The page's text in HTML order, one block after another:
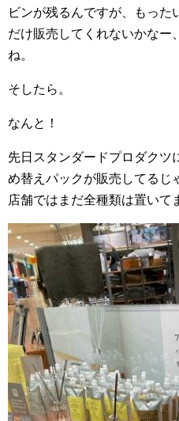
ビンが残るんですが、もっ
だけ販売してくれないかなー
ね。
そしたら。
なんと！
先日スタンダードプロダクツ
め替えパックが販売してるじ
店舗ではまだ全種類は置いて